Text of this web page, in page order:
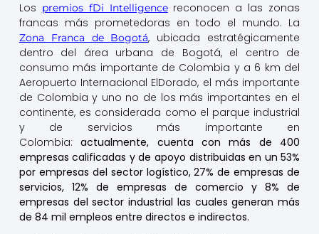
Los premios fDi Intelligencereconocen a las zonas
francas más prometedoras en todo el mundo. La
Zona Franca de Bogotá, ubicada estratégicamente
dentro del área urbana de Bogotá, el centro de
consumo más importante de Colombia y a 6 km del
Aeropuerto Internacional ElDorado, el más importante
de Colombia y uno no de los más importantes en el
continente, es considerada como el parque industrial
y de servicios más importante en
Colombia:actualmente, cuenta con más de 400
empresas calificadas y de apoyo distribuidas en un 53%
por empresas del sector logístico, 27% de empresas de
servicios, 12% de empresas de comercio y 8% de
empresas del sector industrial las cuales generan más
de 84 mil empleos entre directos e indirectos.